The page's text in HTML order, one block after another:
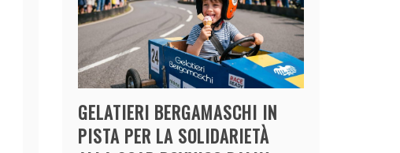
GELATIERI BERGAMASCHI IN
PISTA PER LA SOLIDARIETÀ